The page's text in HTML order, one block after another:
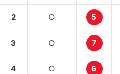
2 ○ 5
3 ○ 7
4 ○ 6